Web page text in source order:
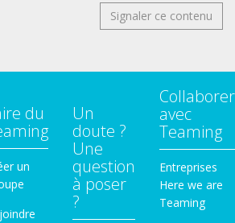
Signaler ce contenu
du
un
Un
doute ?
Une
question
à poser
?
Collaborer
avec
Teaming
Entreprises
Here we are
Teaming